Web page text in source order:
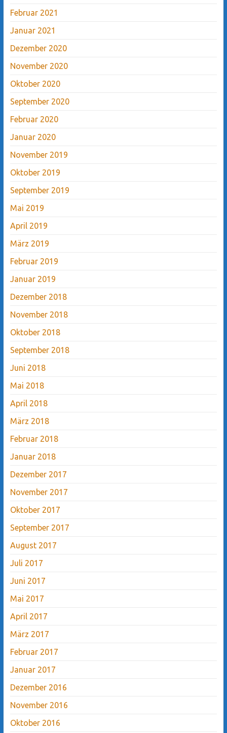
Februar 2021
Januar 2021
Dezember 2020
November 2020
Oktober 2020
September 2020
Februar 2020
Januar 2020
November 2019
Oktober 2019
September 2019
Mai 2019
April 2019
März 2019
Februar 2019
Januar 2019
Dezember 2018
November 2018
Oktober 2018
September 2018
Juni 2018
Mai 2018
April 2018
März 2018
Februar 2018
Januar 2018
Dezember 2017
November 2017
Oktober 2017
September 2017
August 2017
Juli 2017
Juni 2017
Mai 2017
April 2017
März 2017
Februar 2017
Januar 2017
Dezember 2016
November 2016
Oktober 2016